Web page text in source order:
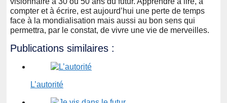
compter et à écrire, est aujourd’hui une perte de temps
face à la mondialisation mais aussi au bon sens qui
permettra, par le constat, de vivre une vie de merveilles.
Publications similaires :
L’autorité